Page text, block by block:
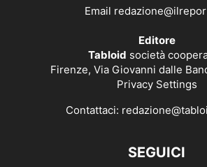
Email
Editore
Tabloid società
Firenze, Via Giovanni dalle
Privacy Settings
Contattaci:
SEGUICI